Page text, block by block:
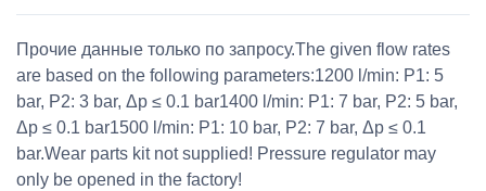
Прочие данные только по запросу.The given flow rates
are based on the following parameters:1200 l/min: P1: 5
bar, P2: 3 bar, Δp ≤ 0.1 bar1400 l/min: P1: 7 bar, P2: 5 bar,
Δp ≤ 0.1 bar1500 l/min: P1: 10 bar, P2: 7 bar, Δp ≤ 0.1
bar.Wear parts kit not supplied! Pressure regulator may
only be opened in the factory!